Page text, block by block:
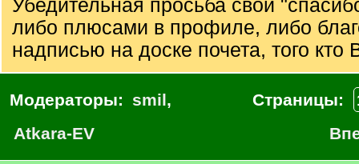
Убедительная просьба свои
либо плюсами в профиле, либо
надписью на доске почета, того кто
Модераторы: smil,
Atkara-EV
Страницы: